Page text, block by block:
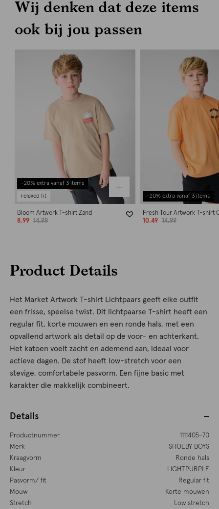
Wij denken dat deze items
ook bij jou passen
-20% extra vanaf 3 items
relaxed fit
Bloom Artwork T-shirt Zand
8.99
14.99
-20% extra vanaf 3 items
Fresh Tour Artwork T-shirt
10.49
14.99
Product Details
Het Market Artwork T-shirt Lichtpaars geeft elke outfit
een frisse, speelse twist. Dit lichtpaarse T-shirt heeft een
regular fit, korte mouwen en een ronde hals, met een
opvallend artwork als detail op de voor- en achterkant.
Het katoen voelt zacht en ademend aan, ideaal voor
actieve dagen. De stof heeft low-stretch voor een
stevige, comfortabele pasvorm. Een fijne basic met
karakter die makkelijk combineert.
Details
Productnummer
1111405-70
Merk
SHOEBY BOYS
Kraagvorm
Ronde hals
Kleur
LIGHTPURPLE
Pasvorm/ fit
Regular fit
Mouw
Korte mouwen
Stretch
Low stretch